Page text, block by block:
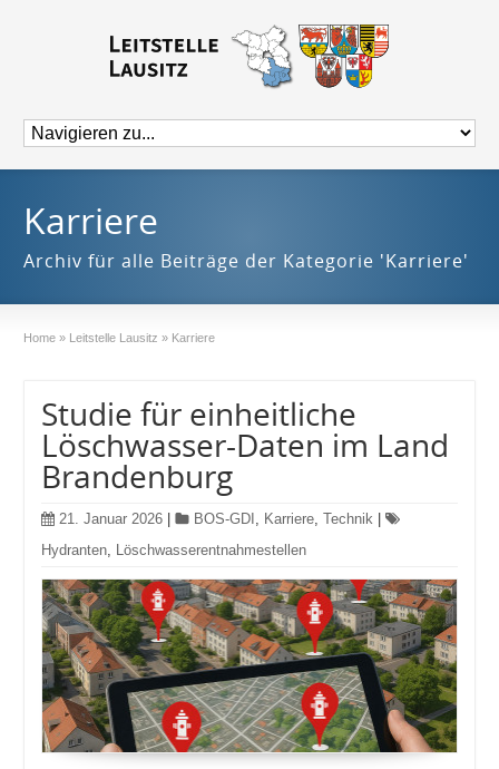
Karriere
Archiv für alle Beiträge der Kategorie 'Karriere'
Home » Leitstelle Lausitz » Karriere
Studie für einheitliche
Löschwasser-Daten im Land
Brandenburg
21. Januar 2026 BOS-GDI , Karriere,Technik
Hydranten, Löschwasserentnahmestellen